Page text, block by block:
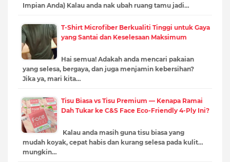
Impian Anda) Kalau anda nak ubah ruang tamu jadi…
T-Shirt Microfiber Berkualiti Tinggi untuk Gaya
yang Santai dan Keselesaan Maksimum
Hai semua! Adakah anda mencari pakaian
yang selesa, bergaya, dan juga menjamin kebersihan?
Jika ya, mari kita…
Tisu Biasa vs Tisu Premium — Kenapa Ramai
Dah Tukar ke C&S Face Eco-Friendly 4-Ply Ini?
Kalau anda masih guna tisu biasa yang
mudah koyak, cepat habis dan kurang selesa pada kulit…
mungkin…